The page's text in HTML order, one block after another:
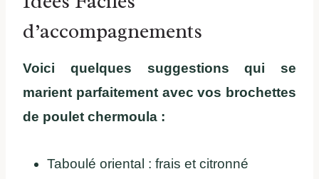
d’accompagnements
Voici quelques suggestions qui se
marient parfaitement avec vos brochettes
de poulet chermoula :
Taboulé oriental : frais et citronné